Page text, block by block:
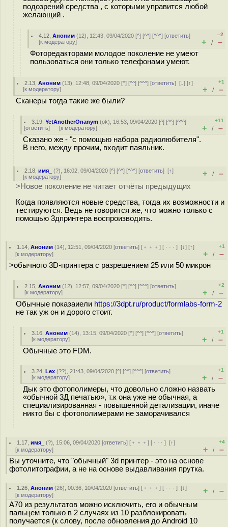
подозрений средства , с которыми управится любой
желающий .
4.12 ,Аноним (12), 12:43, 09/04/2020 [^] [^^] [^^^] [ответить]
[к модератору]
–2
+ / –
Фоторедакторами молодое поколение не умеют
пользоваться они только телефонами умеют.
2.13 ,Аноним (13), 12:48, 09/04/2020 [^] [^^] [^^^] [ответить][↓] [↑]
[к модератору]
+1
+ / –
Сканеры тогда такие же были?
3.19 ,YetAnotherOnanym (ok), 16:53, 09/04/2020 [^] [^^] [^^^]
[ответить] [к модератору]
+11
+ / –
Сказано же - "с помощью набора радиолюбителя".
В него, между прочим, входит паяльник.
2.18 ,имя_ (?), 16:02, 09/04/2020 [^] [^^] [^^^] [ответить][↑]
[к модератору] + / –
>Новое поколение не читает отчёты предыдущих
Когда появляются новые средства, тогда их возможности и
тестируются. Ведь не говорится же, что можно только с
помощью 3дпринтера воспроизводить.
1.14 ,Аноним (14), 12:51, 09/04/2020 [ответить] [ ﹢﹢﹢] [ · · ·][↓] [↑]
[к модератору]
+1
+ / –
>обычного 3D-принтера с разрешением 25 или 50 микрон
2.15 ,Аноним (12), 12:57, 09/04/2020 [^] [^^] [^^^] [ответить]
[к модератору]
+2
+ / –
Обычные показаиели https://3dpt.ru/product/formlabs-form-2
не так уж он и дорого стоит.
3.16 ,Аноним (14), 13:15, 09/04/2020 [^] [^^] [^^^] [ответить]
[к модератору]
+1
+ / –
Обычные это FDM.
3.24 ,Lex (??), 21:43, 09/04/2020 [^] [^^] [^^^] [ответить]
[к модератору]
+1
+ / –
Дык это фотополимеры, что довольно сложно назвать
«обычной 3Д печатью», т.к она уже не обычная, а
специализированная - повышенной детализации, иначе
никто бы с фотополимерами не заморачивался
1.17 ,имя_ (?), 15:06, 09/04/2020 [ответить] [ ﹢﹢﹢] [ · · ·][↑]
[к модератору]
+4
+ / –
Вы уточните, что "обычный" 3d принтер - это на основе
фотолитографии, а не на основе выдавливания прутка.
1.26 ,Аноним (26), 00:36, 10/04/2020 [ответить] [ ﹢﹢﹢] [ · · ·][↓]
[к модератору] + / –
А70 из результатов можно исключить, его и обычным
пальцем только в 2 случаях из 10 разблокировать
получается (к слову, после обновления до Android 10